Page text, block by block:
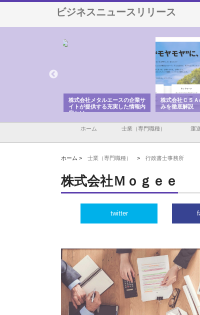
ビジネスニュースリリース
株式会社メタルエースの企業サ
イトが提供する充実した情報内
容とは
株式会社ＣＳ
みを徹底解説
ホーム 士業（専門職種） 運
ホーム > 士業（専門職種） > 行政書士事務所
株式会社Ｍｏｇｅｅ
twitter